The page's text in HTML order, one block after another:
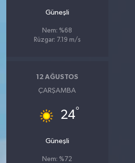
Güneşli
Nem: %68
Rüzgar: 7.19 m/s
12 AĞUSTOS
ÇARŞAMBA
24°
Güneşli
Nem: %72